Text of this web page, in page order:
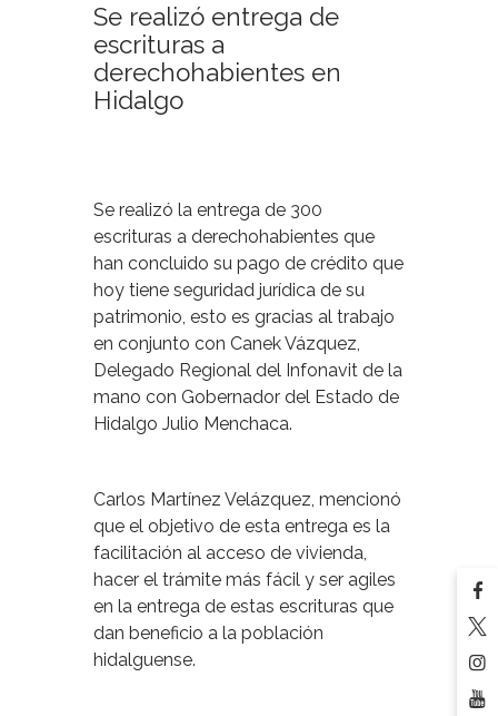
Se realizó entrega de
escrituras a
derechohabientes en
Hidalgo
Se realizó la entrega de 300
escrituras a derechohabientes que
han concluido su pago de crédito que
hoy tiene seguridad jurídica de su
patrimonio, esto es gracias al trabajo
en conjunto con Canek Vázquez,
Delegado Regional del Infonavit de la
mano con Gobernador del Estado de
Hidalgo Julio Menchaca.
Carlos Martínez Velázquez, mencionó
que el objetivo de esta entrega es la
facilitación al acceso de vivienda,
hacer el trámite más fácil y ser agiles
en la entrega de estas escrituras que
dan beneficio a la población
hidalguense.